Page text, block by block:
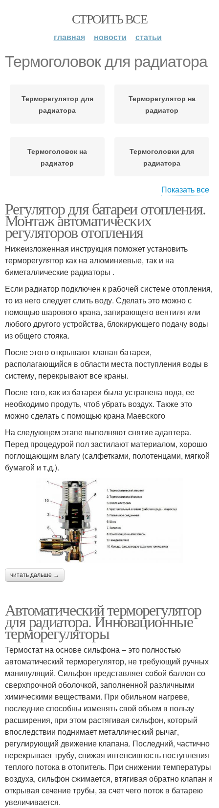
СТРОИТЬ ВСЕ
главная новости статьи
Термоголовок для радиатора
Терморегулятор для
радиатора
Терморегулятор на
радиатор
Термоголовок на
радиатор
Термоголовки для
радиатора
Ручные термоголовки
Показать все
Регулятор для батареи отопления.
Монтаж автоматических
регуляторов отопления
Нижеизложенная инструкция поможет установить
терморегулятор как на алюминиевые, так и на
биметаллические радиаторы .
Если радиатор подключен к рабочей системе отопления,
то из него следует слить воду. Сделать это можно с
помощью шарового крана, запирающего вентиля или
любого другого устройства, блокирующего подачу воды
из общего стояка.
После этого открывают клапан батареи,
располагающийся в области места поступления воды в
систему, перекрывают все краны.
После того, как из батареи была устранена вода, ее
необходимо продуть, чтоб убрать воздух. Также это
можно сделать с помощью крана Маевского
На следующем этапе выполняют снятие адаптера.
Перед процедурой пол застилают материалом, хорошо
поглощающим влагу (салфетками, полотенцами, мягкой
бумагой и т.д.).
читать дальше →
Автоматический терморегулятор
для радиатора. Инновационные
терморегуляторы
Термостат на основе сильфона – это полностью
автоматический терморегулятор, не требующий ручных
манипуляций. Сильфон представляет собой баллон со
сверхпрочной оболочкой, заполненной различными
химическими веществами. При обильном нагреве,
последние способны изменять свой объем в пользу
расширения, при этом растягивая сильфон, который
впоследствии поднимает металлический рычаг,
регулирующий движение клапана. Последний, частично
перекрывает трубу, снижая интенсивность поступления
теплого потока в отопитель. При снижении температуры
воздуха, сильфон сжимается, втягивая обратно клапан и
открывая сечение трубы, за счет чего поток в батарею
увеличивается.